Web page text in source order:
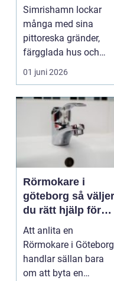
och avslappnad
atmosfär
Simrishamn lockar
många med sina
pittoreska gränder,
färgglada hus och
närheten till havet. För
den ...
01 juni 2026
Rörmokare i
göteborg så väljer
du rätt hjälp för
vatten, värme och
avlopp
Att anlita en
Rörmokare i Göteborg
handlar sällan bara
om att byta en